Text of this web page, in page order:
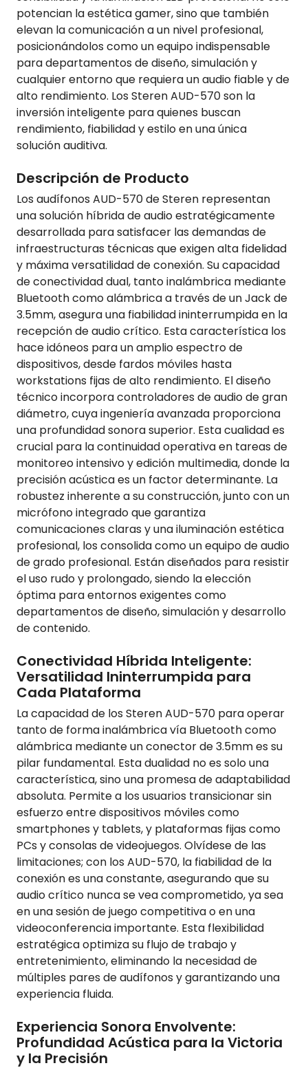
potencian la estética gamer, sino que también
elevan la comunicación a un nivel profesional,
posicionándolos como un equipo indispensable
para departamentos de diseño, simulación y
cualquier entorno que requiera un audio fiable y de
alto rendimiento. Los Steren AUD-570 son la
inversión inteligente para quienes buscan
rendimiento, fiabilidad y estilo en una única
solución auditiva.
Descripción de Producto
Los audífonos AUD-570 de Steren representan
una solución híbrida de audio estratégicamente
desarrollada para satisfacer las demandas de
infraestructuras técnicas que exigen alta fidelidad
y máxima versatilidad de conexión. Su capacidad
de conectividad dual, tanto inalámbrica mediante
Bluetooth como alámbrica a través de un Jack de
3.5mm, asegura una fiabilidad ininterrumpida en la
recepción de audio crítico. Esta característica los
hace idóneos para un amplio espectro de
dispositivos, desde fardos móviles hasta
workstations fijas de alto rendimiento. El diseño
técnico incorpora controladores de audio de gran
diámetro, cuya ingeniería avanzada proporciona
una profundidad sonora superior. Esta cualidad es
crucial para la continuidad operativa en tareas de
monitoreo intensivo y edición multimedia, donde la
precisión acústica es un factor determinante. La
robustez inherente a su construcción, junto con un
micrófono integrado que garantiza
comunicaciones claras y una iluminación estética
profesional, los consolida como un equipo de audio
de grado profesional. Están diseñados para resistir
el uso rudo y prolongado, siendo la elección
óptima para entornos exigentes como
departamentos de diseño, simulación y desarrollo
de contenido.
Conectividad Híbrida Inteligente:
Versatilidad Ininterrumpida para
Cada Plataforma
La capacidad de los Steren AUD-570 para operar
tanto de forma inalámbrica vía Bluetooth como
alámbrica mediante un conector de 3.5mm es su
pilar fundamental. Esta dualidad no es solo una
característica, sino una promesa de adaptabilidad
absoluta. Permite a los usuarios transicionar sin
esfuerzo entre dispositivos móviles como
smartphones y tablets, y plataformas fijas como
PCs y consolas de videojuegos. Olvídese de las
limitaciones; con los AUD-570, la fiabilidad de la
conexión es una constante, asegurando que su
audio crítico nunca se vea comprometido, ya sea
en una sesión de juego competitiva o en una
videoconferencia importante. Esta flexibilidad
estratégica optimiza su flujo de trabajo y
entretenimiento, eliminando la necesidad de
múltiples pares de audífonos y garantizando una
experiencia fluida.
Experiencia Sonora Envolvente:
Profundidad Acústica para la Victoria
y la Precisión